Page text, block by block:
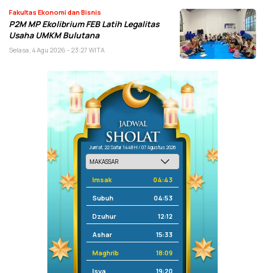
Fakultas Ekonomi dan Bisnis
P2M MP Ekolibrium FEB Latih Legalitas
Usaha UMKM Bulutana
Selasa, 4 Agu 2026 - 23:27 WITA
Jum'at, 22 Safar 1448 H / 07 Agustus 2026
Imsak 04:43
Subuh 04:53
Dzuhur 12:12
Ashar 15:33
Maghrib 18:09
Isya 19:20